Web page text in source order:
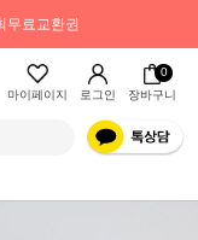
무료교환권
마이페이지 로그인
0
장바구니